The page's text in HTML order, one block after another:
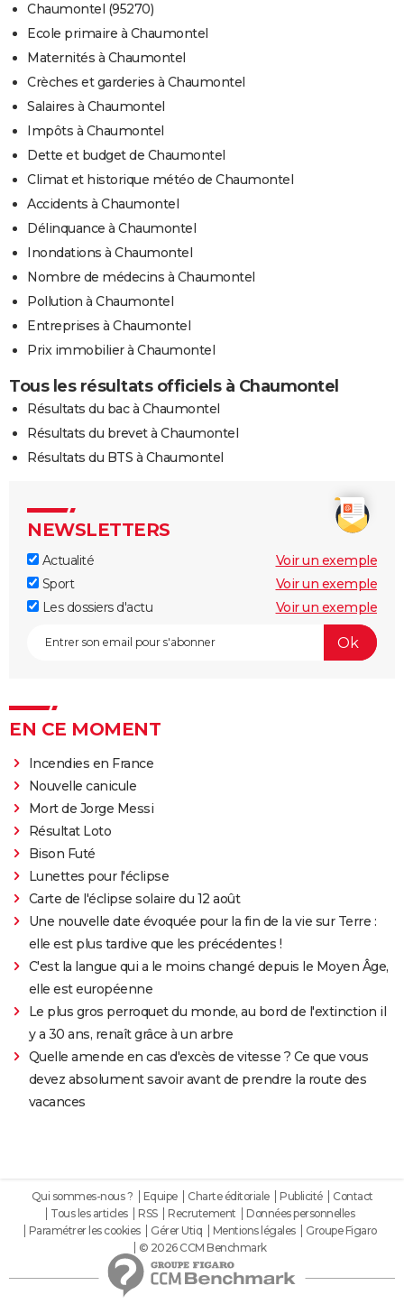
Chaumontel (95270)
Ecole primaire à Chaumontel
Maternités à Chaumontel
Crèches et garderies à Chaumontel
Salaires à Chaumontel
Impôts à Chaumontel
Dette et budget de Chaumontel
Climat et historique météo de Chaumontel
Accidents à Chaumontel
Délinquance à Chaumontel
Inondations à Chaumontel
Nombre de médecins à Chaumontel
Pollution à Chaumontel
Entreprises à Chaumontel
Prix immobilier à Chaumontel
Tous les résultats officiels à Chaumontel
Résultats du bac à Chaumontel
Résultats du brevet à Chaumontel
Résultats du BTS à Chaumontel
NEWSLETTERS
Actualité
Voir un exemple
Sport
Voir un exemple
Les dossiers d'actu
Voir un exemple
EN CE MOMENT
Incendies en France
Nouvelle canicule
Mort de Jorge Messi
Résultat Loto
Bison Futé
Lunettes pour l'éclipse
Carte de l'éclipse solaire du 12 août
Une nouvelle date évoquée pour la fin de la vie sur Terre :
elle est plus tardive que les précédentes !
C'est la langue qui a le moins changé depuis le Moyen Âge,
elle est européenne
Le plus gros perroquet du monde, au bord de l'extinction il
y a 30 ans, renaît grâce à un arbre
Quelle amende en cas d'excès de vitesse ? Ce que vous
devez absolument savoir avant de prendre la route des
vacances
Qui sommes-nous ? Equipe Charte éditoriale Publicité
Contact
Tous les articles
RSS Recrutement
Données personnelles
Paramétrer les cookies
Gérer Utiq Mentions légales
Groupe Figaro
© 2026 CCM Benchmark